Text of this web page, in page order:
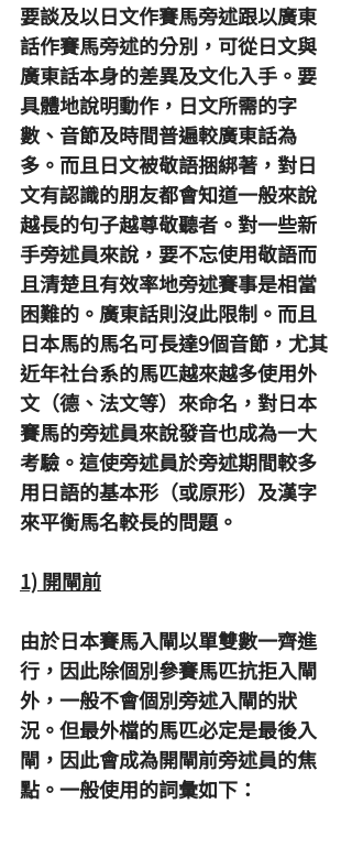
要談及以日文作賽馬旁述跟以廣東
話作賽馬旁述的分別，可從日文與
廣東話本身的差異及文化入手。要
具體地說明動作，日文所需的字
數、音節及時間普遍較廣東話為
多。而且日文被敬語捆綁著，對日
文有認識的朋友都會知道一般來說
越長的句子越尊敬聽者。對一些新
手旁述員來說，要不忘使用敬語而
且清楚且有效率地旁述賽事是相當
困難的。廣東話則沒此限制。而且
日本馬的馬名可長達9個音節，尤其
近年社台系的馬匹越來越多使用外
文（德、法文等）來命名，對日本
賽馬的旁述員來說發音也成為一大
考驗。這使旁述員於旁述期間較多
用日語的基本形（或原形）及漢字
來平衡馬名較長的問題。
1) 開閘前
由於日本賽馬入閘以單雙數一齊進
行，因此除個別參賽馬匹抗拒入閘
外，一般不會個別旁述入閘的狀
況。但最外檔的馬匹必定是最後入
閘，因此會成為開閘前旁述員的焦
點。一般使用的詞彙如下：